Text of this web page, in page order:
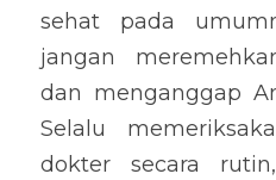
sehat pada
jangan
dan menganggap
Selalu
dokter secara